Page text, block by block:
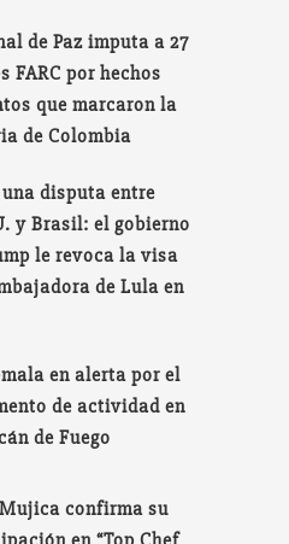
de Paz imputa a 27
FARC por hechos
que marcaron la
de Colombia
una disputa entre
y Brasil: el gobierno
le revoca la visa
de Lula en
en alerta por el
de actividad en
de Fuego
confirma su